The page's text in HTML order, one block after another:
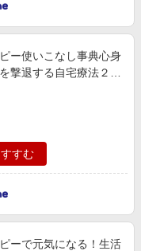
ー使いこなし事典心身
撃退する自宅療法２０
すむ
ーで元気になる！生活